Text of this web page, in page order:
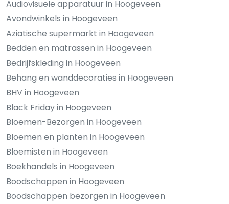
Audiovisuele apparatuur in Hoogeveen
Avondwinkels in Hoogeveen
Aziatische supermarkt in Hoogeveen
Bedden en matrassen in Hoogeveen
Bedrijfskleding in Hoogeveen
Behang en wanddecoraties in Hoogeveen
BHV in Hoogeveen
Black Friday in Hoogeveen
Bloemen-Bezorgen in Hoogeveen
Bloemen en planten in Hoogeveen
Bloemisten in Hoogeveen
Boekhandels in Hoogeveen
Boodschappen in Hoogeveen
Boodschappen bezorgen in Hoogeveen